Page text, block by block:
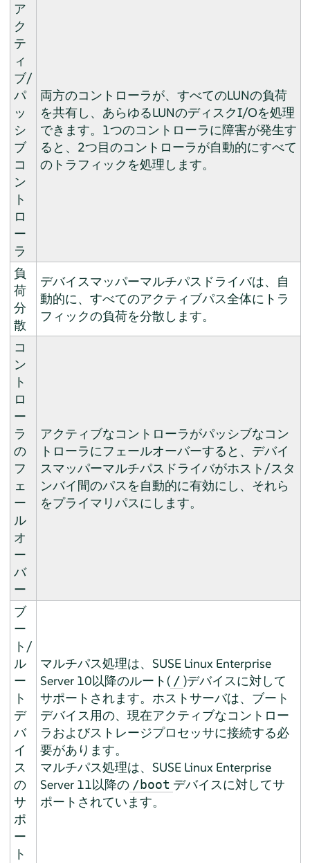
ア
ク
テ
ィ
ブ/
パ
ッ
シ
ブ
コ
ン
ト
ロ
ー
ラ
両方のコントローラが、すべてのLUNの負荷
を共有し、あらゆるLUNのディスクI/Oを処理
できます。1つのコントローラに障害が発生す
ると、2つ目のコントローラが自動的にすべて
のトラフィックを処理します。
負
荷
分
散
デバイスマッパーマルチパスドライバは、自
動的に、すべてのアクティブパス全体にトラ
フィックの負荷を分散します。
コ
ン
ト
ロ
ー
ラ
の
フ
ェ
ー
ル
オ
ー
バ
ー
アクティブなコントローラがパッシブなコン
トローラにフェールオーバーすると、デバイ
スマッパーマルチパスドライバがホスト/スタ
ンバイ間のパスを自動的に有効にし、それら
をプライマリパスにします。
ブ
ー
ト/
ル
ー
ト
デ
バ
イ
ス
の
サ
ポ
ー
ト
マルチパス処理は、SUSE Linux Enterprise
Server 10以降のルート( / )デバイスに対して
サポートされます。 ホストサーバは、ブート
デバイス用の、現在アクティブなコントロー
ラおよびストレージプロセッサに接続する必
要があります。
マルチパス処理は、SUSE Linux Enterprise
Server 11以降の /boot デバイスに対してサ
ポートされています。